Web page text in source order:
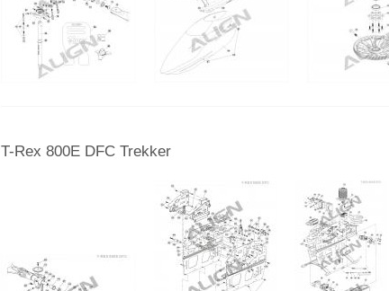
T-Rex 800E DFC Trekker